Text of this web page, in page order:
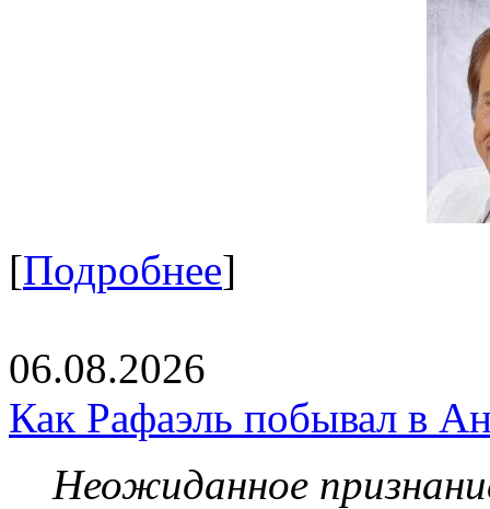
[Подробнее]
06.08.2026
Как Рафаэль побывал в
Неожиданное